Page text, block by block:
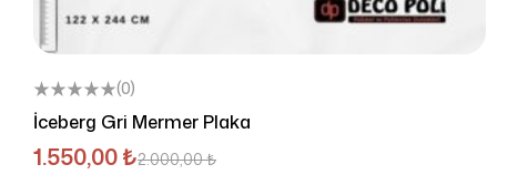
(0)
İceberg Gri Mermer Plaka
2.000,00₺
1.550,00₺